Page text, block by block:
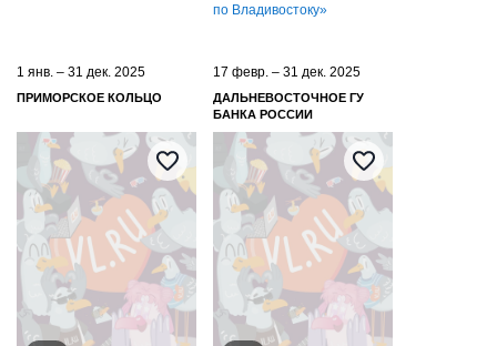
по Владивостоку»
1 янв. – 31 дек. 2025
ПРИМОРСКОЕ КОЛЬЦО
17 февр. – 31 дек. 2025
ДАЛЬНЕВОСТОЧНОЕ ГУ
БАНКА РОССИИ